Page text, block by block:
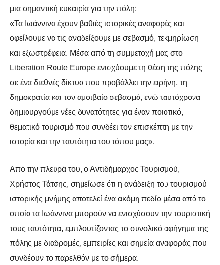
μια σημαντική ευκαιρία για την πόλη:
«Τα Ιωάννινα έχουν βαθιές ιστορικές αναφορές και
οφείλουμε να τις αναδείξουμε με σεβασμό, τεκμηρίωση
και εξωστρέφεια. Μέσα από τη συμμετοχή μας στο
Liberation Route Europe ενισχύουμε τη θέση της πόλης
σε ένα διεθνές δίκτυο που προβάλλει την ειρήνη, τη
δημοκρατία και τον αμοιβαίο σεβασμό, ενώ ταυτόχρονα
δημιουργούμε νέες δυνατότητες για έναν ποιοτικό,
θεματικό τουρισμό που συνδέει τον επισκέπτη με την
ιστορία και την ταυτότητα του τόπου μας».
Από την πλευρά του, ο Αντιδήμαρχος Τουρισμού,
Χρήστος Τάτσης, σημείωσε ότι η ανάδειξη του τουρισμού
ιστορικής μνήμης αποτελεί ένα ακόμη πεδίο μέσα από το
οποίο τα Ιωάννινα μπορούν να ενισχύσουν την τουριστική
τους ταυτότητα, εμπλουτίζοντας το συνολικό αφήγημα της
πόλης με διαδρομές, εμπειρίες και σημεία αναφοράς που
συνδέουν το παρελθόν με το σήμερα.